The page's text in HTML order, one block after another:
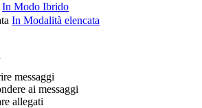
In Modo Ibrido
In Modalità elencata
messaggi
ai messaggi
allegati